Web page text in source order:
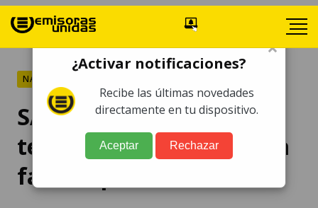
NACIONALES
SAAS se pronuncia por
temas de seguridad de la
familia presidencial
×
¿Activar notificaciones?
Recibe las últimas novedades
directamente en tu dispositivo.
Aceptar Rechazar